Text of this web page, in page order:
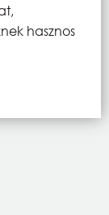
hasznos